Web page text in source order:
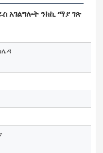
አገልግሎት ንክኪ ማያ ገጽ